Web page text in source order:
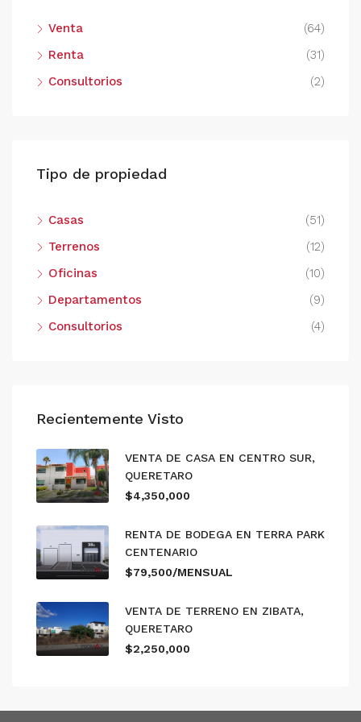
Venta
(64)
Renta
(31)
Consultorios
(2)
Tipo de propiedad
Casas
(51)
Terrenos
(12)
Oficinas
(10)
Departamentos
(9)
Consultorios
(4)
Recientemente Visto
VENTA DE CASA EN CENTRO SUR,
QUERETARO
$4,350,000
RENTA DE BODEGA EN TERRA PARK
CENTENARIO
$79,500/MENSUAL
VENTA DE TERRENO EN ZIBATA,
QUERETARO
$2,250,000